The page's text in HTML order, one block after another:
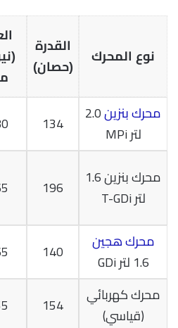
نوع المحرك
القدرة
(حصان)
محرك بنزين2.0
لتر MPi
134
محرك بنزين 1.6
لتر T-GDi
196
محرك هجين
1.6 لتر GDi
140
محرك كهربائي
(قياسي)
154